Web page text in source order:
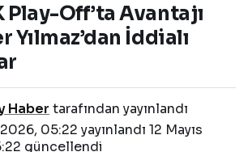
Yılmaz’dan İddialı
Açıklamalar
Play-Off’ta Avantajı
Yılmaz’dan İddialı
Haber tarafından yayınlandı
2026, 05:22 yayınlandı 12 Mayıs
güncellendi